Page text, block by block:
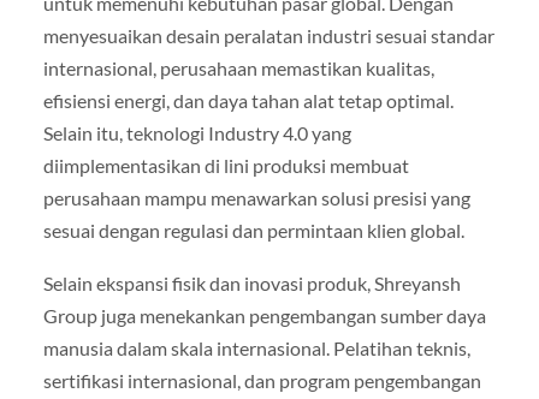
menyesuaikan desain peralatan industri sesuai standar
internasional, perusahaan memastikan kualitas,
efisiensi energi, dan daya tahan alat tetap optimal.
Selain itu, teknologi Industry 4.0 yang
diimplementasikan di lini produksi membuat
perusahaan mampu menawarkan solusi presisi yang
sesuai dengan regulasi dan permintaan klien global.
Selain ekspansi fisik dan inovasi produk, Shreyansh
Group juga menekankan pengembangan sumber daya
manusia dalam skala internasional. Pelatihan teknis,
sertifikasi internasional, dan program pengembangan